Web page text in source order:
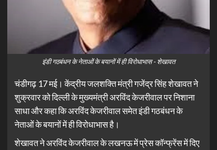
इंडी गठबंधन के नेताओं के बयानों में ही विरोधाभास - शेखावत
चंडीगढ़ 17 मई। केंद्रीय जलशक्ति मंत्री गजेंद्र सिंह शेखावत ने
शुक्रवार को दिल्ली के मुख्यमंत्री अरविंद केजरीवाल पर निशाना
साधा और कहा कि अरविंद केजरीवाल समेत इंडी गठबंधन के
नेताओं के बयानों में ही विरोधाभास है।
शेखावत ने अरविंद केजरीवाल के लखनऊ में प्रेस कॉन्फ्रेंस में दिए